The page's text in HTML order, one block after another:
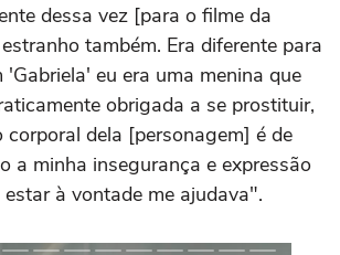
dessa vez [para o filme da
também. Era diferente para
'Gabriela' eu era uma menina que
obrigada a se prostituir,
corporal dela [personagem] é de
a minha insegurança e expressão
à vontade me ajudava".